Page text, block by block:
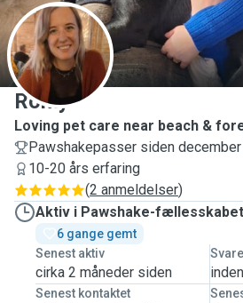
R
Romy
Loving pet care near beach &
Pawshakepasser siden
10-20 års erfaring
(2 anmeldelser)
Aktiv i Pawshake-fællesskabet
6 gange gemt
Senest aktiv
cirka 2 måneder siden
Senest kontaktet